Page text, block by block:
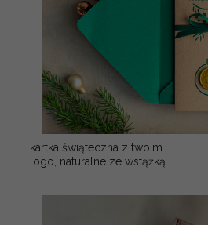
kartka świąteczna z twoim
logo, naturalne ze wstążką